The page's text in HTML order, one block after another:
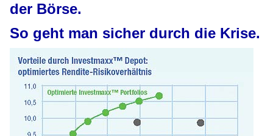
der Börse.
So geht man sicher durch die Krise.